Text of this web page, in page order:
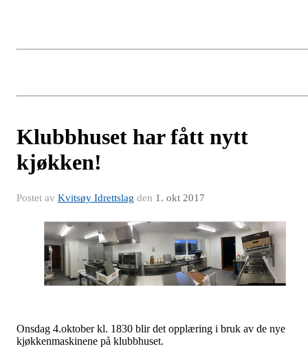
Klubbhuset har fått nytt
kjøkken!
Postet av Kvitsøy Idrettslag den 1. okt 2017
Onsdag 4.oktober kl. 1830 blir det opplæring i bruk av de nye
kjøkkenmaskinene på klubbhuset.